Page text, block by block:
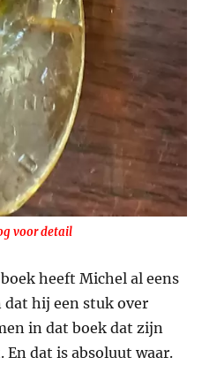
voor detail
heeft Michel al eens
hij een stuk over
in dat boek dat zijn
dat is absoluut waar.